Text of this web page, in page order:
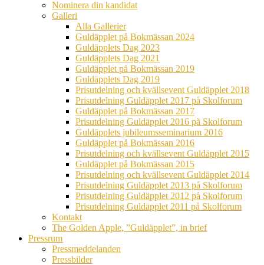
Nominera din kandidat
Galleri
Alla Gallerier
Guldäpplet på Bokmässan 2024
Guldäpplets Dag 2023
Guldäpplets Dag 2021
Guldäpplet på Bokmässan 2019
Guldäpplets Dag 2019
Prisutdelning och kvällsevent Guldäpplet 2018
Prisutdelning Guldäpplet 2017 på Skolforum
Guldäpplet på Bokmässan 2017
Prisutdelning Guldäpplet 2016 på Skolforum
Guldäpplets jubileumsseminarium 2016
Guldäpplet på Bokmässan 2016
Prisutdelning och kvällsevent Guldäpplet 2015
Guldäpplet på Bokmässan 2015
Prisutdelning och kvällsevent Guldäpplet 2014
Prisutdelning Guldäpplet 2013 på Skolforum
Prisutdelning Guldäpplet 2012 på Skolforum
Prisutdelning Guldäpplet 2011 på Skolforum
Kontakt
The Golden Apple, ”Guldäpplet”, in brief
Pressrum
Pressmeddelanden
Pressbilder